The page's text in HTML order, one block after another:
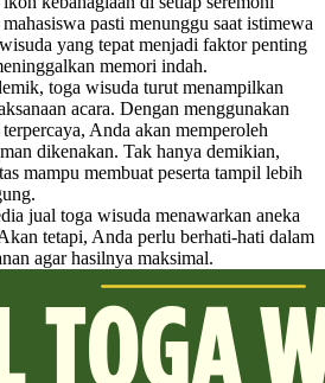
pasti menunggu saat istimewa
yang tepat menjadi faktor penting
memori indah.
toga wisuda turut menampilkan
acara. Dengan menggunakan
Anda akan memperoleh
dikenakan. Tak hanya demikian,
mampu membuat peserta tampil lebih
jual toga wisuda menawarkan aneka
tetapi, Anda perlu berhati-hati dalam
agar hasilnya maksimal.